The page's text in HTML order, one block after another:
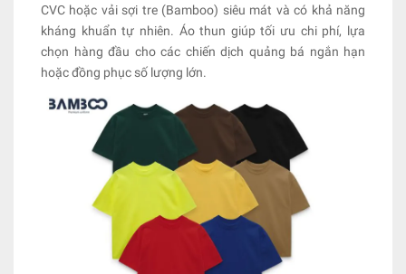
CVC hoặc vải sợi tre (Bamboo) siêu mát và có khả năng
kháng khuẩn tự nhiên. Áo thun giúp tối ưu chi phí, lựa
chọn hàng đầu cho các chiến dịch quảng bá ngắn hạn
hoặc đồng phục số lượng lớn.